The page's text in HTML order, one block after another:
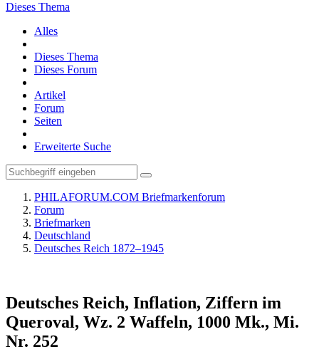
Dieses Thema
Alles
Dieses Thema
Dieses Forum
Artikel
Forum
Seiten
Erweiterte Suche
PHILAFORUM.COM Briefmarkenforum
Forum
Briefmarken
Deutschland
Deutsches Reich 1872–1945
Deutsches Reich, Inflation, Ziffern im
Queroval, Wz. 2 Waffeln, 1000 Mk., Mi.
Nr. 252